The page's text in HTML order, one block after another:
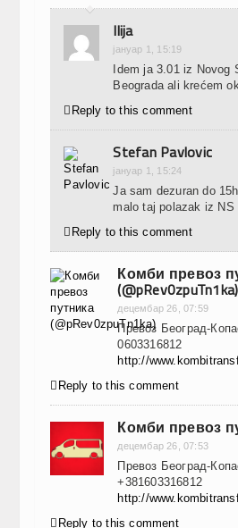
Ilija
јануар 1, 15:19
Idem ja 3.01 iz Novog
Beograda ali krećem
 Reply to this comment
Stefan Pavlovic
јануар 1, 15:24
Ja sam dezuran do
malo taj polazak iz NS
 Reply to this comment
Комби превоз
(@pRev0zpuTn1ka)
децембар 26, 07:59
Превоз Београд-
0603316812
http://
 Reply to this comment
Комби превоз
децембар 26, 07:53
Превоз Београд-
+381603316812
http://
 Reply to this comment